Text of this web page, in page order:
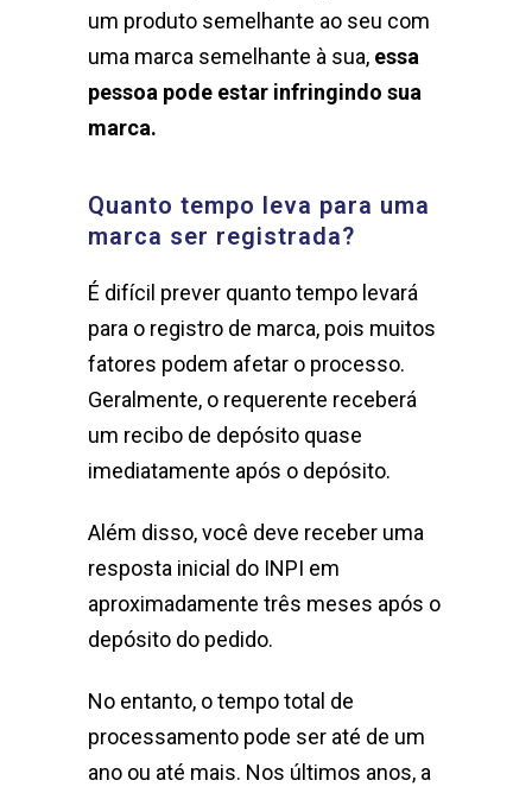
um produto semelhante ao seu com
uma marca semelhante à sua, essa
pessoa pode estar infringindo sua
marca.
Quanto tempo leva para uma
marca ser registrada?
É difícil prever quanto tempo levará
para o registro de marca, pois muitos
fatores podem afetar o processo.
Geralmente, o requerente receberá
um recibo de depósito quase
imediatamente após o depósito.
Além disso, você deve receber uma
resposta inicial do INPI em
aproximadamente três meses após o
depósito do pedido.
No entanto, o tempo total de
processamento pode ser até de um
ano ou até mais. Nos últimos anos, a